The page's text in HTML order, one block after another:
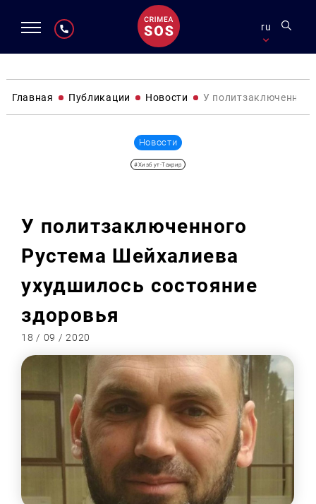
ru
Главная Публикации Новости У
Новости
#Хизб ут-Тахрир
У политзаключенного
Рустема Шейхалиева
ухудшилось состояние
здоровья
18 / 09 / 2020